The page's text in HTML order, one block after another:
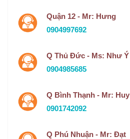
Quận 12 - Mr: Hưng
0904997692
Q Thủ Đức - Ms: Như Ý
0904985685
Q Bình Thạnh - Mr: Huy
0901742092
Q Phú Nhuận - Mr: Đạt